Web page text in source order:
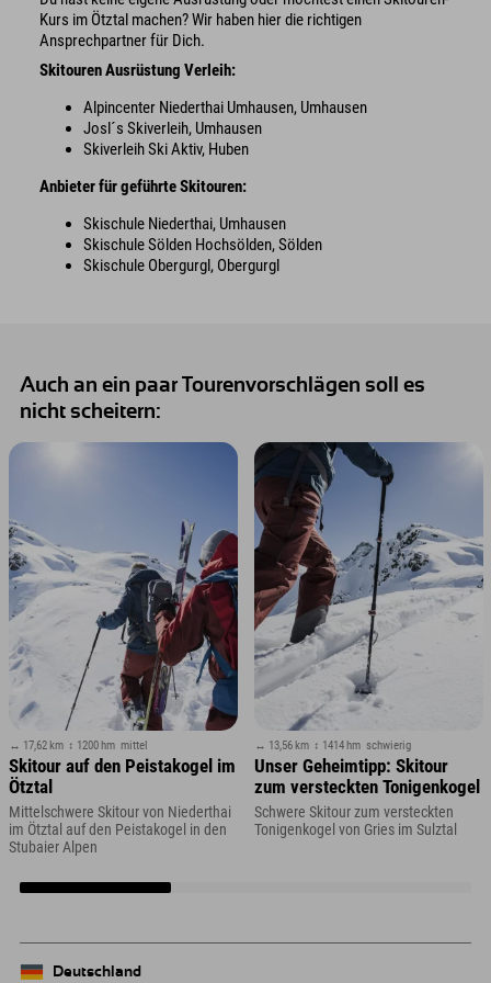
Kurs im Ötztal machen? Wir haben hier die richtigen
Ansprechpartner für Dich.
Skitouren Ausrüstung Verleih:
Alpincenter Niederthai Umhausen, Umhausen
Josl´s Skiverleih, Umhausen
Skiverleih Ski Aktiv, Huben
Anbieter für geführte Skitouren:
Skischule Niederthai, Umhausen
Skischule Sölden Hochsölden, Sölden
Skischule Obergurgl, Obergurgl
Auch an ein paar Tourenvorschlägen soll es
nicht scheitern:
↔ 17,62 km ↕ 1200 hm mittel
Skitour auf den Peistakogel im
Ötztal
Mittelschwere Skitour von Niederthai
im Ötztal auf den Peistakogel in den
Stubaier Alpen
↔ 13,56 km ↕ 1414 hm schwierig
Unser Geheimtipp: Skitour
zum versteckten Tonigenkogel
Schwere Skitour zum versteckten
Tonigenkogel von Gries im Sulztal
Deutschland